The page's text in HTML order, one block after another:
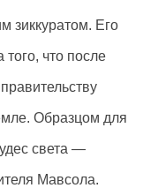
зиккуратом. Его
что после
Образцом для
света —
Мавсола.